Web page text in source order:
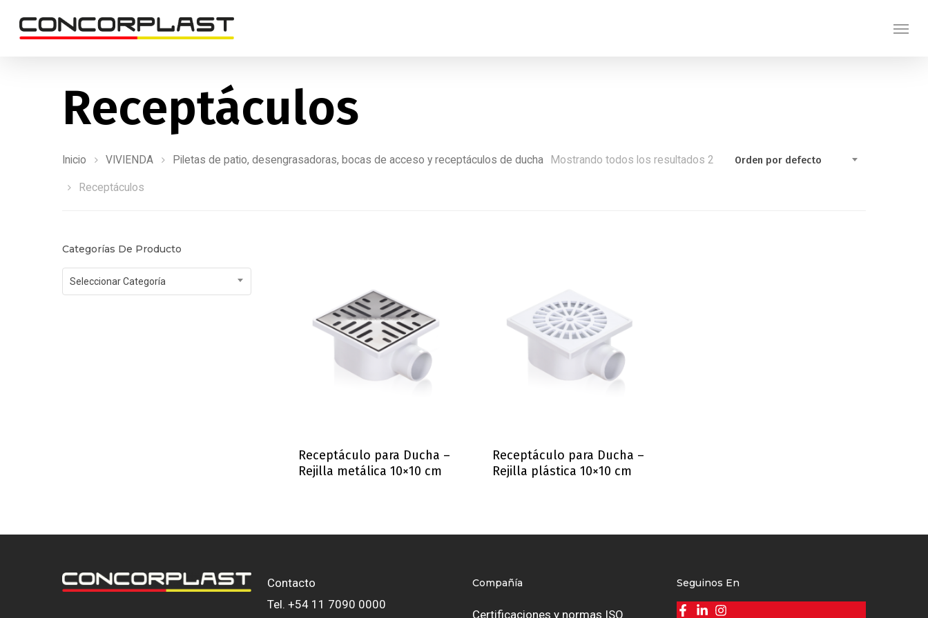
Receptáculos
Orden por defecto
Mostrando todos los resultados 2
Inicio VIVIENDA Piletas de patio, desengrasadoras, bocas de acceso y receptáculos de ducha
Receptáculos
Categorías De Producto
Seleccionar Categoría
Receptáculo para Ducha –
Rejilla metálica 10×10 cm
Receptáculo para Ducha –
Rejilla plástica 10×10 cm
Contacto
Tel. +54 11 7090 0000
Compañía
Certificaciones y normas ISO
Seguinos En